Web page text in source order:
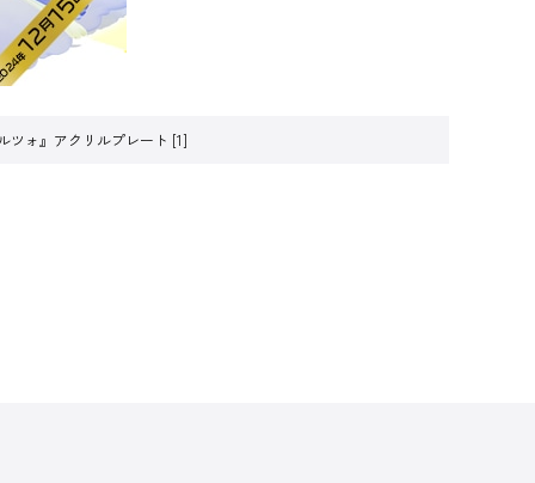
ツォ』アクリルプレート [1]